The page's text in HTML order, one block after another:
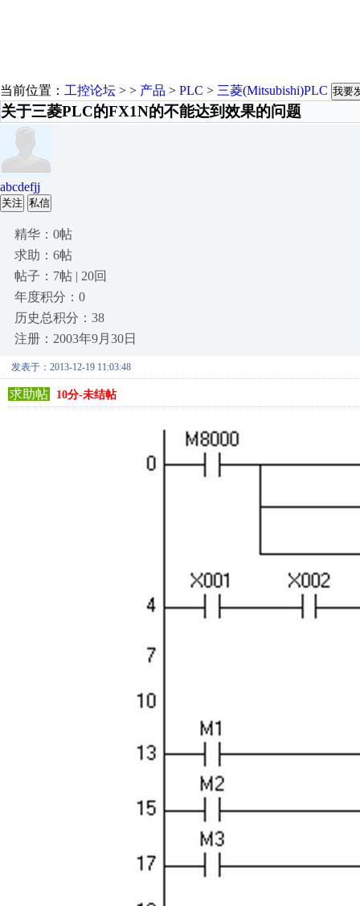
当前位置： 工控论坛 > > 产品 > PLC > 三菱(Mitsubishi)PLC 我要
关于三菱PLC的FX1N的不能达到效果的问题
abcdefjj
关注 私信
精华：0帖
求助：6帖
帖子：7帖 | 20回
年度积分：0
历史总积分：38
注册：2003年9月30日
发表于：2013-12-19 11:03:48
求助帖 10分-未结帖